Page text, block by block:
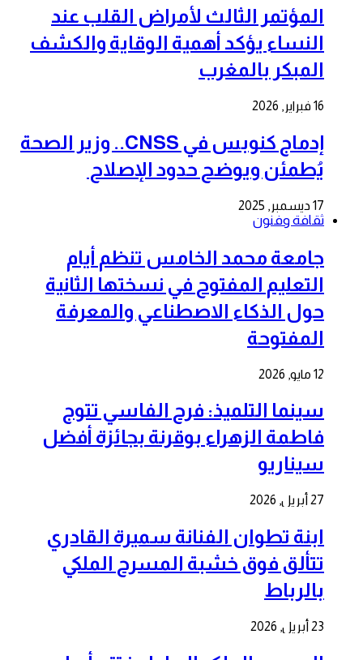
المؤتمر الثالث لأمراض القلب عند
النساء يؤكد أهمية الوقاية والكشف
المبكر بالمغرب
16 فبراير, 2026
إدماج كنوبس في CNSS.. وزير الصحة
يُطمئن ويوضح حدود الإصلاح
17 ديسمبر, 2025
ثقافة وفنون
جامعة محمد الخامس تنظم أيام
التعليم المفتوح في نسختها الثانية
حول الذكاء الاصطناعي والمعرفة
المفتوحة
12 مايو, 2026
سينما التلميذ: فرح الفاسي تتوج
فاطمة الزهراء بوقرنة بجائزة أفضل
سيناريو
27 أبريل, 2026
ابنة تطوان الفنانة سميرة القادري
تتألق فوق خشبة المسرح الملكي
بالرباط
23 أبريل, 2026